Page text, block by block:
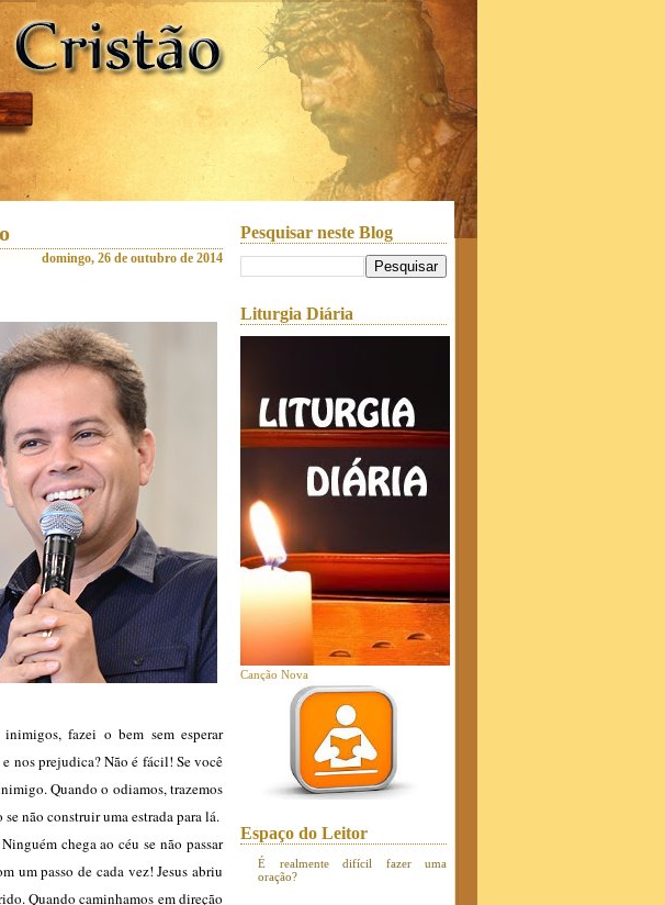
domingo, 26 de outubro de 2014
fazei o bem sem esperar
nos prejudica? Não é fácil! Se você
Quando o odiamos, trazemos
não construir uma estrada para lá.
chega ao céu se não passar
um passo de cada vez! Jesus abriu
Quando caminhamos em direção
Pesquisar neste Blog
Liturgia Diária
Canção Nova
Espaço do Leitor
É realmente difícil fazer uma
oração?